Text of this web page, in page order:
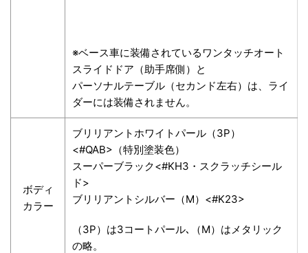
※ベース車に装備されているワンタッチオート
スライドドア（助手席側）と
パーソナルテーブル（セカンド左右）は、ライ
ダーには装備されません。
ボディ
カラー
ブリリアントホワイトパール（3P）
<#QAB>（特別塗装色）
スーパーブラック<#KH3・スクラッチシール
ド>
ブリリアントシルバー（M）<#K23>
（3P）は3コートパール､（M）はメタリック
の略。